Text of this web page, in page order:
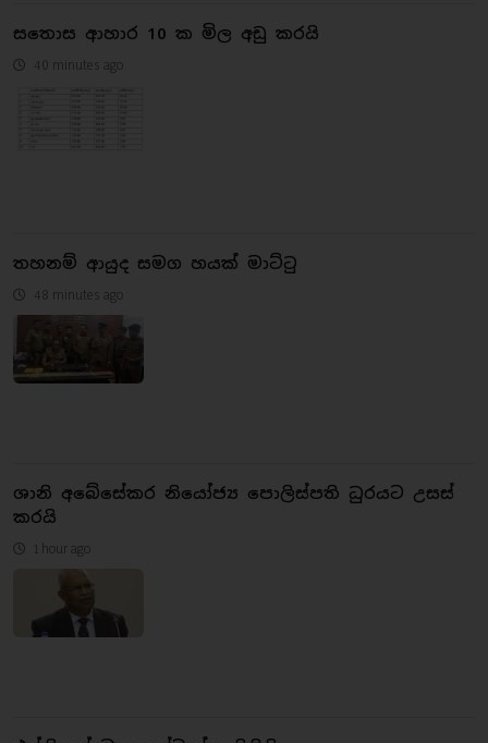
සතොස ආහාර 10 ක මිල අඩු කරයි
40 minutes ago
තහනම් ආයුද සමග හයක් මාට්ටු
48 minutes ago
ශානි අබේසේකර නියෝජ්‍ය පොලිස්පති ධුරයට උසස්
කරයි
1 hour ago